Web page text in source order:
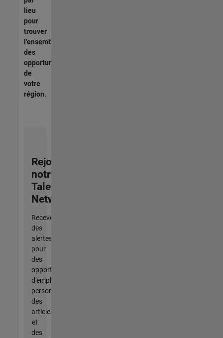
lieu
pour
trouver
l’ensemble
des
opportunités
de
votre
région.
Rejoignez
notre
Talent
Network
Recevez
des
alertes
pour
des
opportunités
d'emploi
personnalisées,
des
articles
et
des